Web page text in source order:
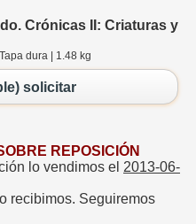
Crónicas II: Criaturas y
dura | 1.48 kg
solicitar
REPOSICIÓN
lo vendimos el 2013-06-
recibimos. Seguiremos